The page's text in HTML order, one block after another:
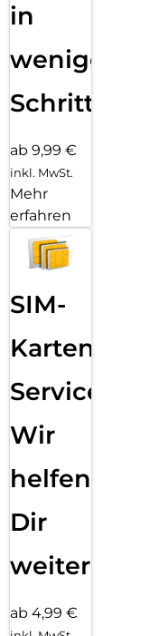
in
wenigen
Schritten
ab 9,99 €
inkl. MwSt.
Mehr
erfahren
SIM-
Karten
Service:
Wir
helfen
Dir
weiter
ab 4,99 €